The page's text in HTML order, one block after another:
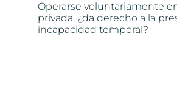
Operarse voluntariamente
privada, ¿da derecho a la
incapacidad temporal?